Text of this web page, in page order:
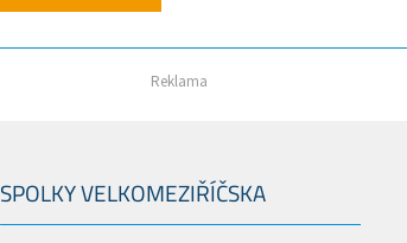
Reklama
SPOLKY VELKOMEZIŘÍČSKA